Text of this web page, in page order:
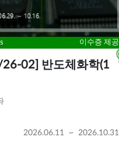
이수증 제공
26-02] 반도체화학(1
2026.06.11 ~ 2026.10.31